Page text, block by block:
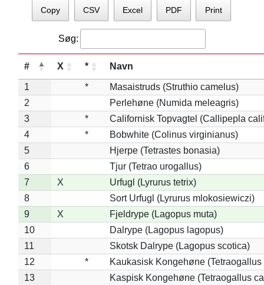
Copy CSV Excel PDF Print
Søg:
# X * Navn
1 *
Masaistruds (Struthio camelus)
2
Perlehøne (Numida meleagris)
3
*
Californisk Topvagtel (Callipepla
4
*
Bobwhite (Colinus virginianus)
5
Hjerpe (Tetrastes bonasia)
6
Tjur (Tetrao urogallus)
7
X
Urfugl (Lyrurus tetrix)
8
Sort Urfugl (Lyrurus mlokosiewiczi)
9
X
Fjeldrype (Lagopus muta)
10
Dalrype (Lagopus lagopus)
11
Skotsk Dalrype (Lagopus scotica)
12
*
Kaukasisk Kongehøne
13
Kaspisk Kongehøne (Tetraogallus